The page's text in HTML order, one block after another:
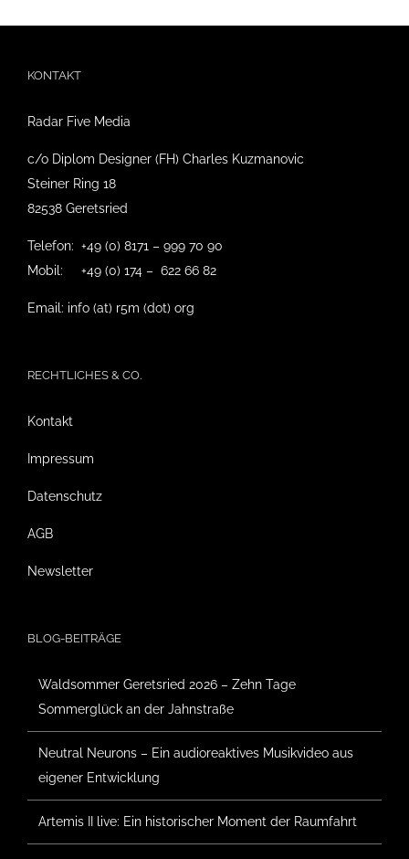
KONTAKT
Radar Five Media
c/o Diplom Designer (FH) Charles Kuzmanovic
Steiner Ring 18
82538 Geretsried
Telefon: +49 (0) 8171 – 999 70 90
Mobil: +49 (0) 174 – 622 66 82
Email: info (at) r5m (dot) org
RECHTLICHES & CO.
Kontakt
Impressum
Datenschutz
AGB
Newsletter
BLOG-BEITRÄGE
Waldsommer Geretsried 2026 – Zehn Tage
Sommerglück an der Jahnstraße
Neutral Neurons – Ein audioreaktives Musikvideo aus
eigener Entwicklung
Artemis II live: Ein historischer Moment der Raumfahrt